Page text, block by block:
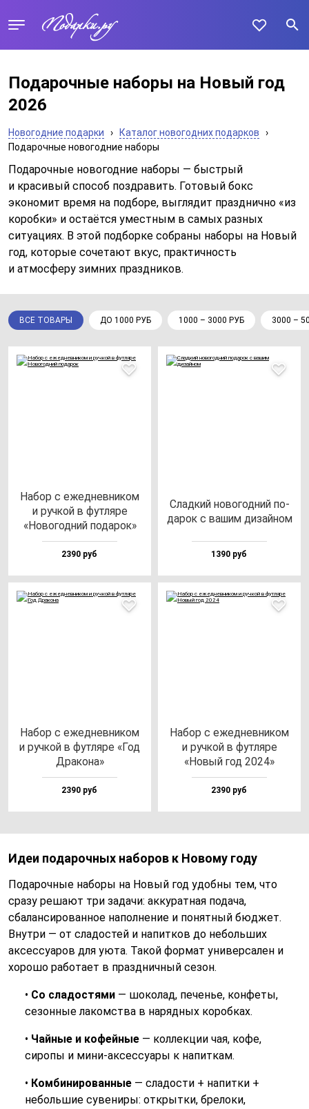
Подарочные наборы на Новый год
2026
Новогодние подарки › Каталог новогодних подарков
›
Подарочные новогодние наборы
Подарочные новогодние наборы — быстрый
и красивый способ поздравить. Готовый бокс
экономит время на подборе, выглядит празднично «из
коробки» и остаётся уместным в самых разных
ситуациях. В этой подборке собраны наборы на Новый
год, которые сочетают вкус, практичность
и атмосферу зимних праздников.
ВСЕ ТОВАРЫ ДО 1000 РУБ 1000 – 3000 РУБ 3000 –
Набор с ежед­нев­ни­ком
и руч­кой в фут­ля­ре
«Ново­год­ний по­да­рок»
2390 руб
Слад­кий но­во­год­ний по­
да­рок с ва­шим ди­зай­ном
1390 руб
Набор с ежед­нев­ни­ком
и руч­кой в фут­ля­ре «Год
Дра­ко­на»
2390 руб
Набор с ежед­нев­ни­ком
и руч­кой в фут­ля­ре
«Новый год 2024»
2390 руб
Идеи подарочных наборов к Новому году
Подарочные наборы на Новый год удобны тем, что
сразу решают три задачи: аккуратная подача,
сбалансированное наполнение и понятный бюджет.
Внутри — от сладостей и напитков до небольших
аксессуаров для уюта. Такой формат универсален и
хорошо работает в праздничный сезон.
• Со сладостями — шоколад, печенье, конфеты,
сезонные лакомства в нарядных коробках.
• Чайные и кофейные — коллекции чая, кофе,
сиропы и мини-аксессуары к напиткам.
• Комбинированные — сладости + напитки +
небольшие сувениры: открытки, брелоки,